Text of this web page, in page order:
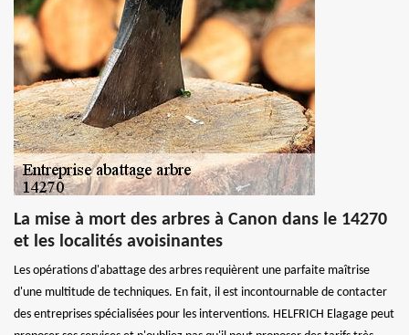
La mise à mort des arbres à Canon dans le 14270
et les localités avoisinantes
Les opérations d'abattage des arbres requièrent une parfaite maîtrise
d'une multitude de techniques. En fait, il est incontournable de contacter
des entreprises spécialisées pour les interventions. HELFRICH Elagage peut